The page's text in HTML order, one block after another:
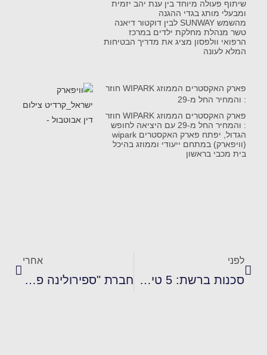
שיתוף פעולה מיוחד בין ענת יהב יזמית
ומבעלי מותג בגדי ההגנה
מהשמש SUNWAY לבין דוקטור דיאנה
טשר מנהלת מחלקת ילדים במרכז
הרפואי וולפסון מציג את מדריך הבטיחות
המלא לעונה
פארק האקסטרים הממוזג WIPARK חוזר
: והמחיר החל מ-29
פארק האקסטרים הממוזג WIPARK חוזר
: והמחיר החל מ-29 עם היציאה לחופש
הגדול, יפתח פארק האקסטרים wipark
(וויפארק) במתחם ייעודי וממוזג בהיכל
בית מכבי בראשון
לפני
סכנות ברשת: 5 טיפים להורים מודאגים
אחרי
חברת "ספירולינה פול לייף" מציגה 10 עובדות על צמח האלוורה